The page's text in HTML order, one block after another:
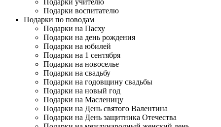
Подарки учителю
Подарки воспитателю
Подарки по поводам
Подарки на Пасху
Подарки на день рождения
Подарки на юбилей
Подарки на 1 сентября
Подарки на новоселье
Подарки на свадьбу
Подарки на годовщину свадьбы
Подарки на новый год
Подарки на Масленицу
Подарки на День святого Валентина
Подарки на День защитника Отечества